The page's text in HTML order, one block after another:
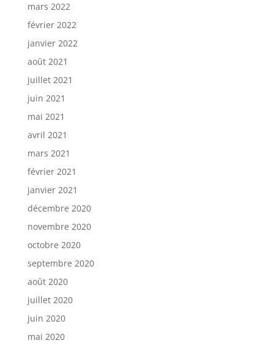
mars 2022
février 2022
janvier 2022
août 2021
juillet 2021
juin 2021
mai 2021
avril 2021
mars 2021
février 2021
janvier 2021
décembre 2020
novembre 2020
octobre 2020
septembre 2020
août 2020
juillet 2020
juin 2020
mai 2020